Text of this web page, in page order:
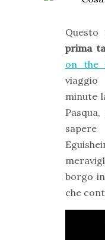
prima
on the
minute
borgo
che